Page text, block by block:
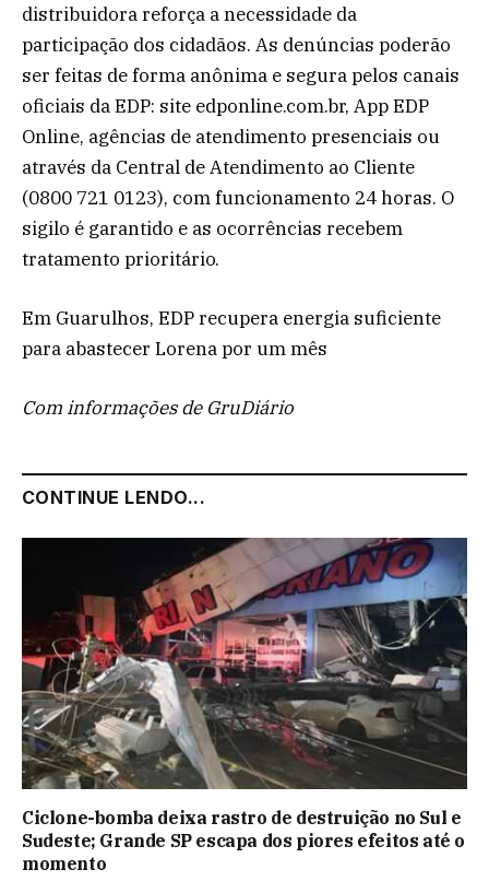
distribuidora reforça a necessidade da
participação dos cidadãos. As denúncias poderão
ser feitas de forma anônima e segura pelos canais
oficiais da EDP: site edponline.com.br, App EDP
Online, agências de atendimento presenciais ou
através da Central de Atendimento ao Cliente
(0800 721 0123), com funcionamento 24 horas. O
sigilo é garantido e as ocorrências recebem
tratamento prioritário.
Em Guarulhos, EDP recupera energia suficiente
para abastecer Lorena por um mês
Com informações de GruDiário
CONTINUE LENDO...
Ciclone-bomba deixa rastro de destruição no Sul e
Sudeste; Grande SP escapa dos piores efeitos até o
momento